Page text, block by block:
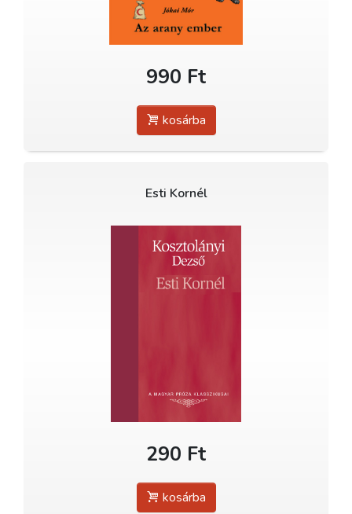
990 Ft
kosárba
Esti Kornél
290 Ft
kosárba